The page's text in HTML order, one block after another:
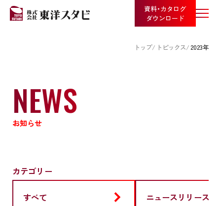
資料・カタログ
ダウンロード
トップ トピックス 2023年
NEWS
お知らせ
カテゴリー
すべて ニュースリリース